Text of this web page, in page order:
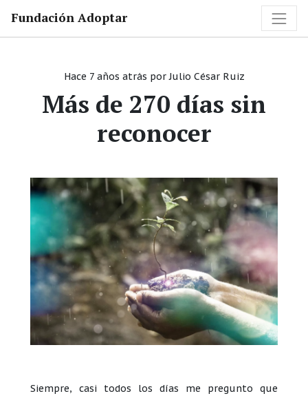
Fundación Adoptar
Hace 7 años atrás porJulio César Ruiz
Más de 270 días sin
reconocer
Siempre, casi todos los días me pregunto que